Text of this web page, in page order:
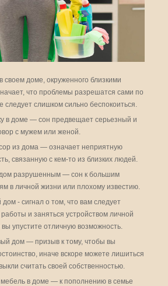
своем доме, окруженного близкими
что проблемы разрешатся сами по
следует слишком сильно беспокоиться.
в доме — сон предвещает серьезный и
с мужем или женой.
из дома — означает неприятную
связанную с кем-то из близких людей.
разрушенным — сон к большим
в личной жизни или плохому известию.
дом - сигнал о том, что вам следует
работы и заняться устройством личной
упустите отличную возможность.
дом — призыв к тому, чтобы вы
иначе вскоре можете лишиться
считать своей собственностью.
мебель в доме — к пополнению в семье